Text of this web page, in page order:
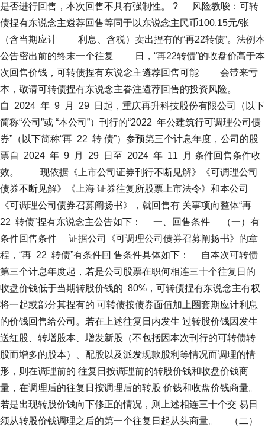
是否进行回售，本次回售不具有强制性。 ? 风险教唆：可转
债捏有东说念主遴荐回售等同于以东说念主民币100.15元/张
（含当期应计 利息、含税）卖出捏有的“再22转债”。法例本
公告密出前的终末一个往复 日，“再22转债”的收盘价高于本
次回售价钱，可转债捏有东说念主遴荐回售可能 会带来亏
本，敬请可转债捏有东说念主眷注遴荐回售的投资风险。
自 2024 年 9 月 29 日起，重庆再升科技股份有限公司（以下
简称“公司”或 “本公司”）刊行的“2022 年公建筑行可调理公司债
券”（以下简称“再 22 转 债”）参预第三个计息年度，公司的股
票自 2024 年 9 月 29 日至 2024 年 11 月 条件回售条件收
效。 现依据《上市公司证券刊行不断见解》《可调理公司
债券不断见解》《上海 证券往复所股票上市法令》和本公司
《可调理公司债券召募阐扬书》，就回售有 关事项向整体“再
22 转债”捏有东说念主公告如下： 一、回售条件 （一）有
条件回售条件 证据公司《可调理公司债券召募阐扬书》的章
程，“再 22 转债”有条件回 售条件具体如下： 自本次可转债
第三个计息年度起，若是公司股票在职何相连三十个往复日的
收盘价钱低于当期转股价钱的 80%，可转债捏有东说念主有权
将一起或部分其捏有的 可转债按债券面值加上圈套期应计利息
的价钱回售给公司。若在上述往复日内发生 过转股价钱因发生
送红股、转增股本、增发新股（不包括因本次刊行的可转债转
股而增多的股本）、配股以及派发现款股利等情况而调理的情
形，则在调理前的 往复日按调理前的转股价钱和收盘价钱商
量，在调理后的往复日按调理后的转股 价钱和收盘价钱商量。
若是出现转股价钱向下修正的情况，则上述相连三十个交 易日
须从转股价钱调理之后的第一个往复日起从头商量。 （二）